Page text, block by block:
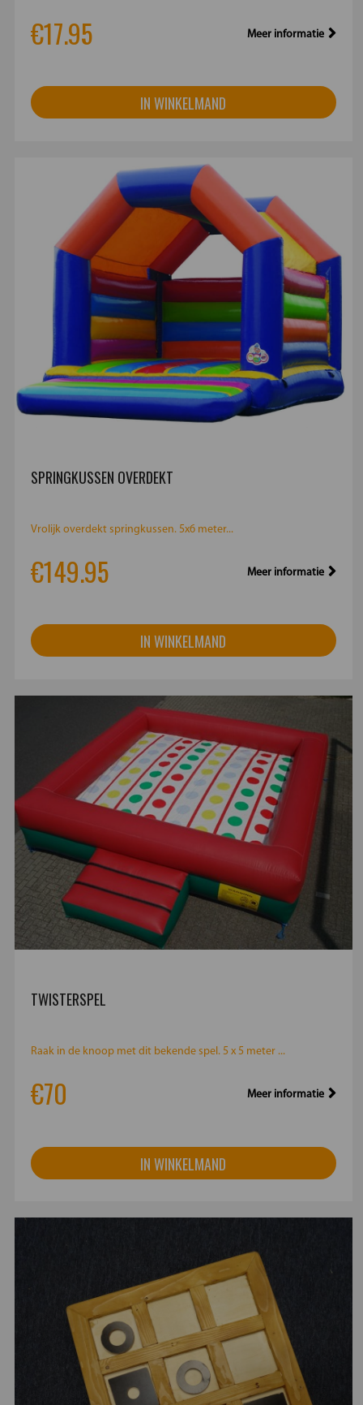
€17.95 Meer informatie
IN WINKELMAND
SPRINGKUSSEN OVERDEKT
Vrolijk overdekt springkussen. 5x6 meter...
€149.95 Meer informatie
IN WINKELMAND
TWISTERSPEL
Raak in de knoop met dit bekende spel. 5 x 5 meter ...
€70 Meer informatie
IN WINKELMAND